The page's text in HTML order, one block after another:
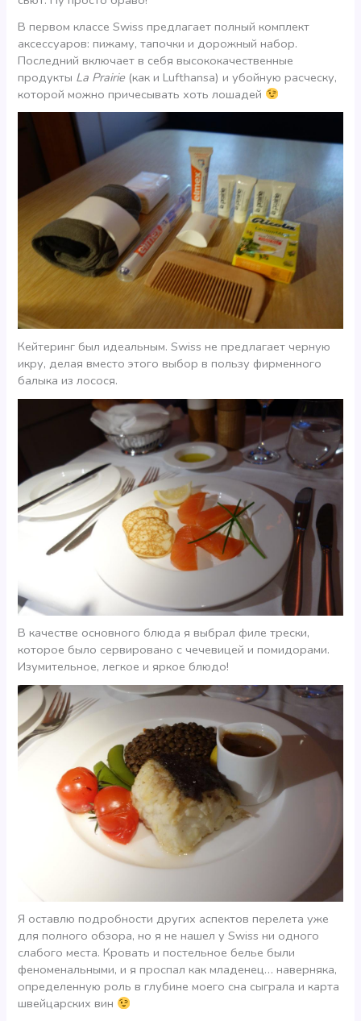
В первом классе Swiss предлагает полный комплект
аксессуаров: пижаму, тапочки и дорожный набор.
Последний включает в себя высококачественные
продукты La Prairie (как и Lufthansa) и убойную расческу,
которой можно причесывать хоть лошадей
Кейтеринг был идеальным. Swiss не предлагает черную
икру, делая вместо этого выбор в пользу фирменного
балыка из лосося.
В качестве основного блюда я выбрал филе трески,
которое было сервировано с чечевицей и помидорами.
Изумительное, легкое и яркое блюдо!
Я оставлю подробности других аспектов перелета уже
для полного обзора, но я не нашел у Swiss ни одного
слабого места. Кровать и постельное белье были
феноменальными, и я проспал как младенец… наверняка,
определенную роль в глубине моего сна сыграла и карта
швейцарских вин